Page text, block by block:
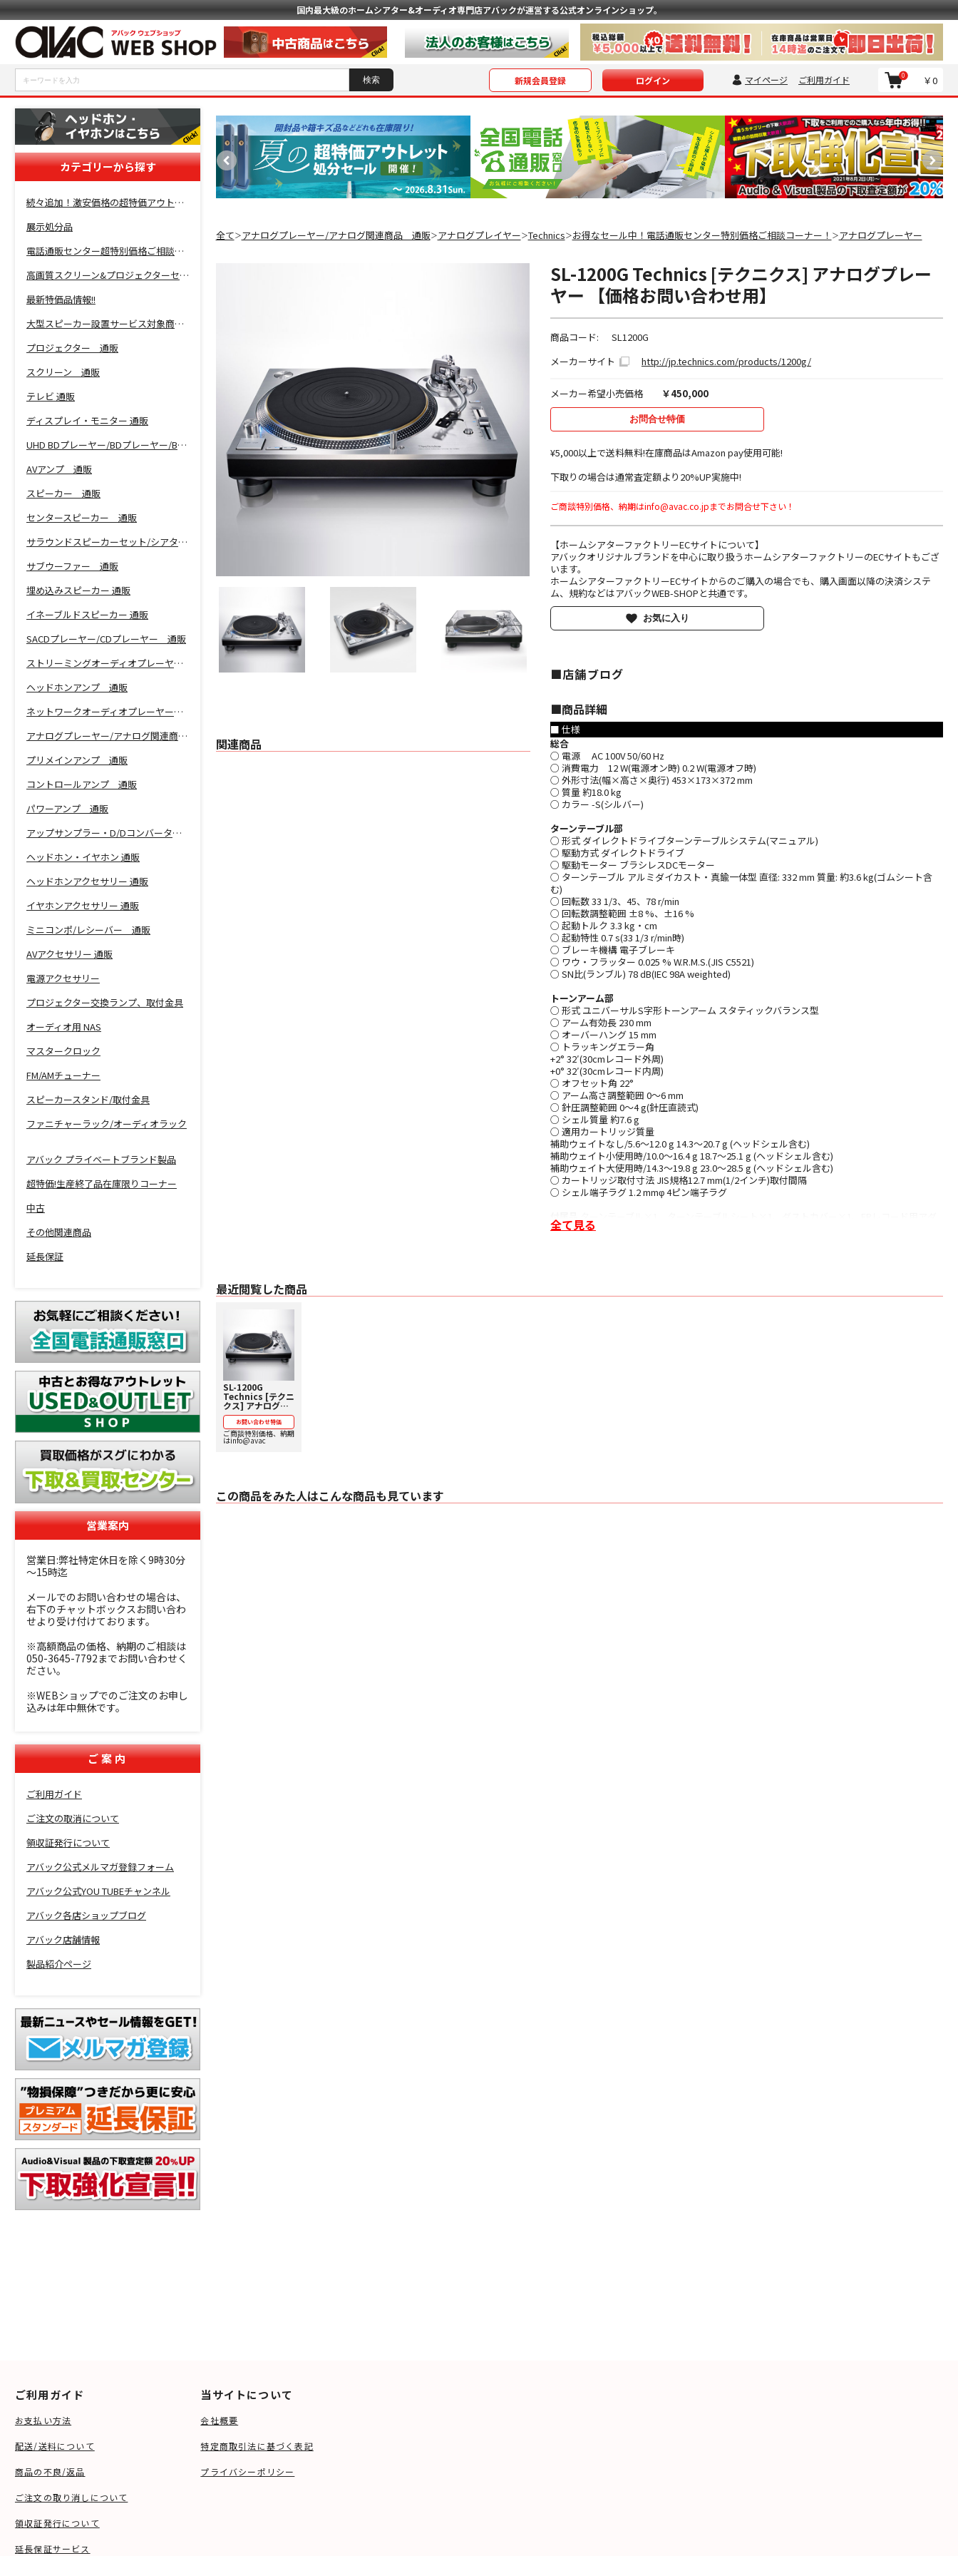
国内最大級のホームシアター&オーディオ専門店アバックが運営する公式オンラインショップ。
新規会員登録 ログイン マイページ ご利用ガイド ￥0
0
カテゴリーから探す
続々追加！激安価格の超特価アウトレットセール開催！
展示処分品
電話通販センター超特別価格ご相談コーナー！
高画質スクリーン&プロジェクターセット超特価！
最新特価品情報!!
大型スピーカー設置サービス対象商品！
プロジェクター 通販
スクリーン 通販
テレビ 通販
ディスプレイ・モニター 通販
UHD BDプレーヤー/BDプレーヤー/BDレコーダー 通販
AVアンプ 通販
スピーカー 通販
センタースピーカー 通販
サラウンドスピーカーセット/シアターバー 通販
サブウーファー 通販
埋め込みスピーカー 通販
イネーブルドスピーカー 通販
SACDプレーヤー/CDプレーヤー 通販
ストリーミングオーディオプレーヤー 通販
ヘッドホンアンプ 通販
ネットワークオーディオプレーヤー 通販
アナログプレーヤー/アナログ関連商品 通販
プリメインアンプ 通販
コントロールアンプ 通販
パワーアンプ 通販
アップサンプラー・D/Dコンバーター 通販
ヘッドホン・イヤホン 通販
ヘッドホンアクセサリー 通販
イヤホンアクセサリー 通販
ミニコンポ/レシーバー 通販
AVアクセサリー 通販
電源アクセサリー
プロジェクター交換ランプ、取付金具
オーディオ用 NAS
マスタークロック
FM/AMチューナー
スピーカースタンド/取付金具
ファニチャーラック/オーディオラック
アバック プライベートブランド製品
超特価!生産終了品在庫限りコーナー
中古
その他関連商品
延長保証
営業案内
営業日:弊社特定休日を除く9時30分
～15時迄
メールでのお問い合わせの場合は、
右下のチャットボックスお問い合わ
せより受け付けております。
※高額商品の価格、納期のご相談は
050-3645-7792までお問い合わせく
ださい。
※WEBショップでのご注文のお申し
込みは年中無休です。
ご案内
ご利用ガイド
ご注文の取消について
領収証発行について
アバック公式メルマガ登録フォーム
アバック公式YOU TUBEチャンネル
アバック各店ショップブログ
アバック店舗情報
製品紹介ページ
全て＞アナログプレーヤー/アナログ関連商品 通販＞アナログプレイヤー＞Technics＞お得なセール中！電話通販センター特別価格ご相談コーナー！ ＞アナログプレーヤー
関連商品
SL-1200G Technics [テクニクス] アナログプレー
ヤー 【価格お問い合わせ用】
商品コード:
SL1200G
メーカーサイト
http://jp.technics.com/products/1200g/
メーカー希望小売価格 ￥450,000
お問合せ特価
¥5,000以上で送料無料!在庫商品はAmazon pay使用可能!
下取りの場合は通常査定額より20%UP実施中!
ご商談特別価格、納期はinfo@avac.co.jpまでお問合せ下さい！
【ホームシアターファクトリーECサイトについて】
アバックオリジナルブランドを中心に取り扱うホームシアターファクトリーのECサイトもござ
います。
ホームシアターファクトリーECサイトからのご購入の場合でも、購入画面以降の決済システ
ム、規約などはアバックWEB-SHOPと共通です。
お気に入り
■店舗ブログ
■︎商品詳細
■ 仕様
総合
○ 電源 AC 100V 50/60 Hz
○ 消費電力 12 W(電源オン時) 0.2 W(電源オフ時)
○ 外形寸法(幅×高さ×奥行) 453×173×372 mm
○ 質量 約18.0 kg
○ カラー -S(シルバー)
ターンテーブル部
○ 形式 ダイレクトドライブターンテーブルシステム(マニュアル)
○ 駆動方式 ダイレクトドライブ
○ 駆動モーター ブラシレスDCモーター
○ ターンテーブル アルミダイカスト・真鍮一体型 直径: 332 mm 質量: 約3.6 kg(ゴムシート含
む)
○ 回転数 33 1/3、45、78 r/min
○ 回転数調整範囲 ±8 %、±16 %
○ 起動トルク 3.3 kg・cm
○ 起動特性 0.7 s(33 1/3 r/min時)
○ ブレーキ機構 電子ブレーキ
○ ワウ・フラッター 0.025 % W.R.M.S.(JIS C5521)
○ SN比(ランブル) 78 dB(IEC 98A weighted)
トーンアーム部
○ 形式 ユニバーサルS字形トーンアーム スタティックバランス型
○ アーム有効長 230 mm
○ オーバーハング 15 mm
○ トラッキングエラー角
+2° 32′(30cmレコード外周)
+0° 32′(30cmレコード内周)
○ オフセット角 22°
○ アーム高さ調整範囲 0～6 mm
○ 針圧調整範囲 0～4 g(針圧直読式)
○ シェル質量 約7.6 g
○ 適用カートリッジ質量
補助ウェイトなし/5.6～12.0 g 14.3～20.7 g (ヘッドシェル含む)
補助ウェイト小使用時/10.0～16.4 g 18.7～25.1 g (ヘッドシェル含む)
補助ウェイト大使用時/14.3～19.8 g 23.0～28.5 g (ヘッドシェル含む)
○ カートリッジ取付寸法 JIS規格12.7 mm(1/2インチ)取付間隔
○ シェル端子ラグ 1.2 mmφ 4ピン端子ラグ
プター×1、バランスウェイト×1、補助ウェイト 小×1、 補助ウェイト 大×1、シェル×1、オ
全て見る
最近閲覧した商品
SL-1200G
Technics [テクニ
クス] アナログプ
レーヤー 【価格お
問い合わせ用】
お問い合わせ特価
ご商談特別価格、納期
はinfo@avac
この商品をみた人はこんな商品も見ています
ご利用ガイド
お支払い方法
配送/送料について
商品の不良/返品
ご注文の取り消しについて
領収証発行について
延長保証サービス
当サイトについて
会社概要
特定商取引法に基づく表記
プライバシーポリシー